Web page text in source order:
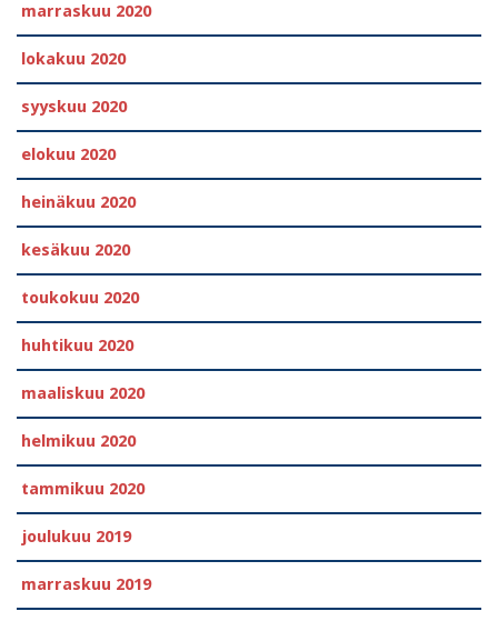
marraskuu 2020
lokakuu 2020
syyskuu 2020
elokuu 2020
heinäkuu 2020
kesäkuu 2020
toukokuu 2020
huhtikuu 2020
maaliskuu 2020
helmikuu 2020
tammikuu 2020
joulukuu 2019
marraskuu 2019